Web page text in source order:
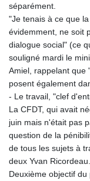
séparément.
"Je tenais à ce que
évidemment, ne soit
dialogue social" (ce
souligné mardi le
Amiel, rappelant que
posent également
- Le travail, "clef
La CFDT, qui avait
juin mais n'était pas
question de la
de tous les sujets à
deux Yvan Ricordeau.
Deuxième objectif